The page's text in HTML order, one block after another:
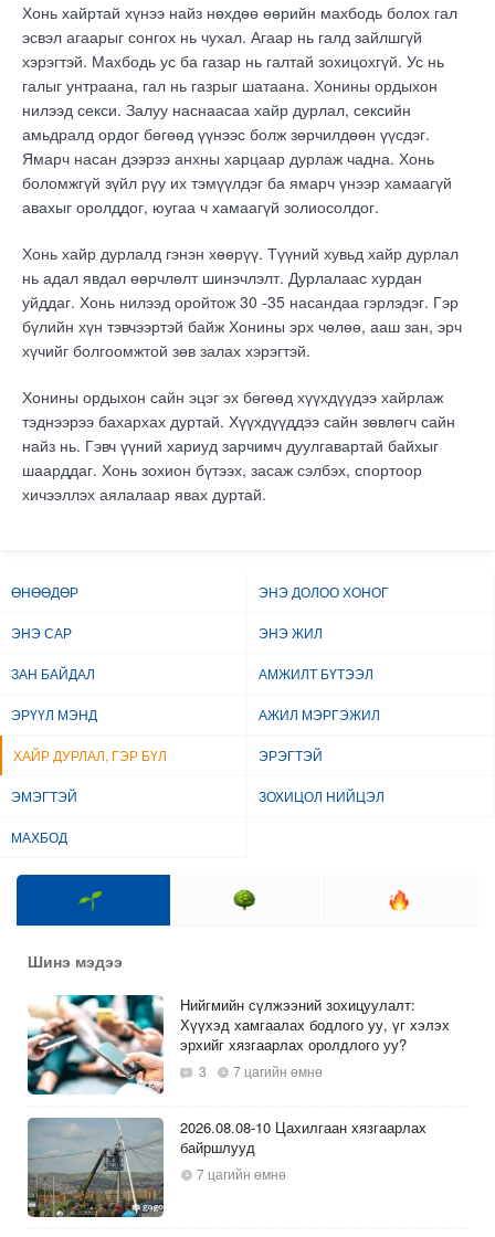
Хонь хайртай хүнээ найз нөхдөө өөрийн махбодь болох гал
эсвэл агаарыг сонгох нь чухал. Агаар нь галд зайлшгүй
хэрэгтэй. Махбодь ус ба газар нь галтай зохицохгүй. Ус нь
галыг унтраана, гал нь газрыг шатаана. Хонины ордыхон
нилээд секси. Залуу наснаасаа хайр дурлал, сексийн
амьдралд ордог бөгөөд үүнээс болж зөрчилдөөн үүсдэг.
Ямарч насан дээрээ анхны харцаар дурлаж чадна. Хонь
боломжгүй зүйл рүу их тэмүүлдэг ба ямарч үнээр хамаагүй
авахыг оролддог, юугаа ч хамаагүй золиосолдог.
Хонь хайр дурлалд гэнэн хөөрүү. Түүний хувьд хайр дурлал
нь адал явдал өөрчлөлт шинэчлэлт. Дурлалаас хурдан
уйддаг. Хонь нилээд оройтож 30 -35 насандаа гэрлэдэг. Гэр
бүлийн хүн тэвчээртэй байж Хонины эрх чөлөө, ааш зан, эрч
хүчийг болгоомжтой зөв залах хэрэгтэй.
Хонины ордыхон сайн эцэг эх бөгөөд хүүхдүүдээ хайрлаж
тэднээрээ бахархах дуртай. Хүүхдүүддээ сайн зөвлөгч сайн
найз нь. Гэвч үүний хариуд зарчимч дуулгавартай байхыг
шаарддаг. Хонь зохион бүтээх, засаж сэлбэх, спортоор
хичээллэх аялалаар явах дуртай.
ӨНӨӨДӨР ЭНЭ ДОЛОО ХОНОГ
ЭНЭ САР ЭНЭ ЖИЛ
ЗАН БАЙДАЛ АМЖИЛТ БҮТЭЭЛ
ЭРҮҮЛ МЭНД АЖИЛ МЭРГЭЖИЛ
ХАЙР ДУРЛАЛ, ГЭР БҮЛ ЭРЭГТЭЙ
ЭМЭГТЭЙ ЗОХИЦОЛ НИЙЦЭЛ
МАХБОД
Шинэ мэдээ
Нийгмийн сүлжээний зохицуулалт:
Хүүхэд хамгаалах бодлого уу, үг хэлэх
эрхийг хязгаарлах оролдлого уу?
3 7 цагийн өмнө
2026.08.08-10 Цахилгаан хязгаарлах
байршлууд
7 цагийн өмнө